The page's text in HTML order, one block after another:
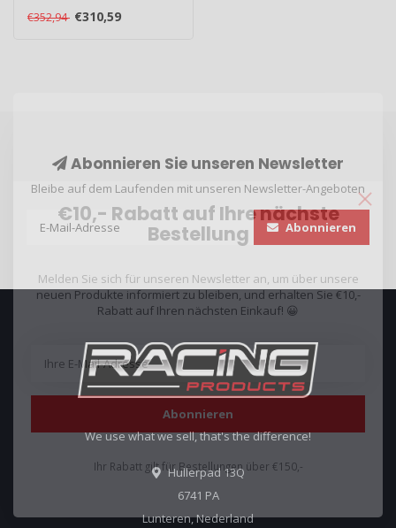
Race-Tech Slip-On. Typ: Ra..
€352,94 €310,59
Abonnieren Sie unseren Newsletter
Bleibe auf dem Laufenden mit unseren Newsletter-Angeboten
Abonnieren
We use what we sell, that's the difference!
Hullerpad 13Q
6741 PA
Lunteren, Nederland
€10,- Rabatt auf Ihre nächste
Bestellung
Melden Sie sich für unseren Newsletter an, um über unsere
neuen Produkte informiert zu bleiben, und erhalten Sie €10,-
Rabatt auf Ihren nächsten Einkauf! 😀
Abonnieren
Ihr Rabatt gilt für Bestellungen über €150,-